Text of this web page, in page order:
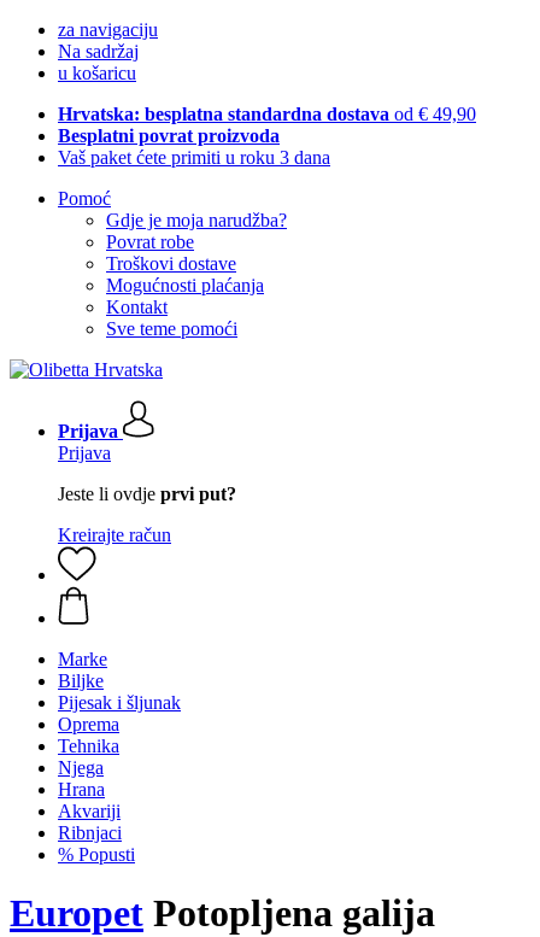
za navigaciju
Na sadržaj
u košaricu
Hrvatska: besplatna standardna dostava od € 49,90
Besplatni povrat proizvoda
Vaš paket ćete primiti u roku 3 dana
Pomoć
Gdje je moja narudžba?
Povrat robe
Troškovi dostave
Mogućnosti plaćanja
Kontakt
Sve teme pomoći
Prijava
Prijava
Jeste li ovdje prvi put?
Kreirajte račun
Marke
Biljke
Pijesak i šljunak
Oprema
Tehnika
Njega
Hrana
Akvariji
Ribnjaci
% Popusti
Europet Potopljena galija